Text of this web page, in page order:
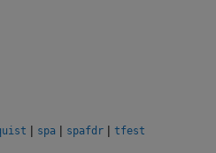
| spa | spafdr | tfest